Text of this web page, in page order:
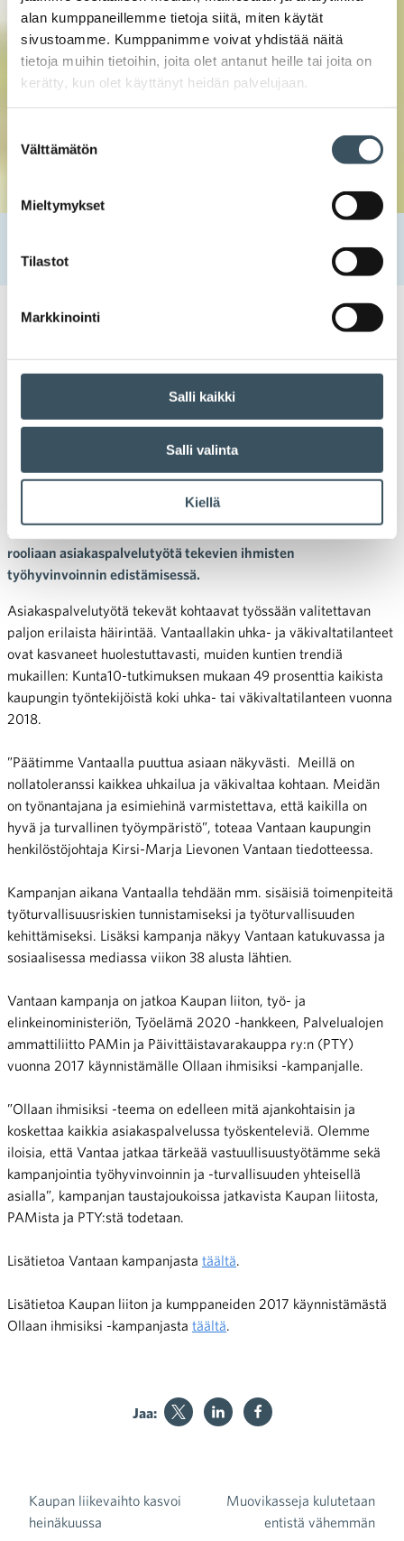
alan kumppaneillemme tietoja siitä, miten käytät
sivustoamme. Kumppanimme voivat yhdistää näitä
tietoja muihin tietoihin, joita olet antanut heille tai joita on
kerätty, kun olet käyttänyt heidän palvelujaan.
valinta
Välttämätön
Mieltymykset
Tilastot
Markkinointi
Salli kaikki
Salli valinta
Kiellä
Ollaan ihmisiksi – myös Vantaalla
työelämä
Ollaan ihmisiksi – myös
Vantaalla
käynnistämän Ollaan ihmisiksi -kampanjan viestikapulaan.
12.9. startanneen Vantaan kaupungin Ollaan ihmisiksi -
kampanjan tarkoituksena on herätellä asiakkaita miettimään
rooliaan asiakaspalvelutyötä tekevien ihmisten
työhyvinvoinnin edistämisessä.
Asiakaspalvelutyötä tekevät kohtaavat työssään valitettavan
paljon erilaista häirintää. Vantaallakin uhka- ja väkivaltatilanteet
ovat kasvaneet huolestuttavasti, muiden kuntien trendiä
mukaillen: Kunta10-tutkimuksen mukaan 49 prosenttia kaikista
kaupungin työntekijöistä koki uhka- tai väkivaltatilanteen vuonna
2018.
”Päätimme Vantaalla puuttua asiaan näkyvästi. Meillä on
nollatoleranssi kaikkea uhkailua ja väkivaltaa kohtaan. Meidän
on työnantajana ja esimiehinä varmistettava, että kaikilla on
hyvä ja turvallinen työympäristö”, toteaa Vantaan kaupungin
henkilöstöjohtaja Kirsi-Marja Lievonen Vantaan tiedotteessa.
Kampanjan aikana Vantaalla tehdään mm. sisäisiä toimenpiteitä
työturvallisuusriskien tunnistamiseksi ja työturvallisuuden
kehittämiseksi. Lisäksi kampanja näkyy Vantaan katukuvassa ja
sosiaalisessa mediassa viikon 38 alusta lähtien.
Vantaan kampanja on jatkoa Kaupan liiton, työ- ja
elinkeinoministeriön, Työelämä 2020 -hankkeen, Palvelualojen
ammattiliitto PAMin ja Päivittäistavarakauppa ry:n (PTY)
vuonna 2017 käynnistämälle Ollaan ihmisiksi -kampanjalle.
”Ollaan ihmisiksi -teema on edelleen mitä ajankohtaisin ja
koskettaa kaikkia asiakaspalvelussa työskenteleviä. Olemme
iloisia, että Vantaa jatkaa tärkeää vastuullisuustyötämme sekä
kampanjointia työhyvinvoinnin ja -turvallisuuden yhteisellä
asialla”, kampanjan taustajoukoissa jatkavista Kaupan liitosta,
PAMista ja PTY:stä todetaan.
Lisätietoa Vantaan kampanjasta täältä
Lisätietoa Kaupan liiton ja kumppaneiden 2017 käynnistämästä
Ollaan ihmisiksi -kampanjasta täältä
Jaa:
Artikkelien selaus
Kaupan liikevaihto kasvoi
heinäkuussa
Muovikasseja kulutetaan
entistä vähemmän